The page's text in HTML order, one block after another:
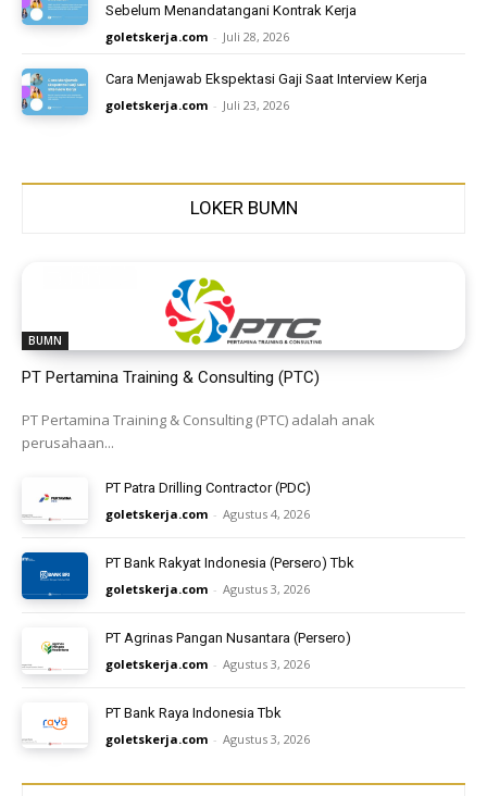
Sebelum Menandatangani Kontrak Kerja
goletskerja.com - Juli 28, 2026
Cara Menjawab Ekspektasi Gaji Saat Interview Kerja
goletskerja.com - Juli 23, 2026
LOKER BUMN
BUMN
PT Pertamina Training & Consulting (PTC)
PT Pertamina Training & Consulting (PTC) adalah anak
perusahaan...
PT Patra Drilling Contractor (PDC)
goletskerja.com - Agustus 4, 2026
PT Bank Rakyat Indonesia (Persero) Tbk
goletskerja.com - Agustus 3, 2026
PT Agrinas Pangan Nusantara (Persero)
goletskerja.com - Agustus 3, 2026
PT Bank Raya Indonesia Tbk
goletskerja.com - Agustus 3, 2026